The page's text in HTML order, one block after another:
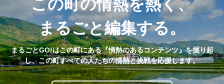
この町の情熱を熱く、
まるごと編集する。
まるごとGO!はこの町にある『情熱のあるコンテンツ』を掘り起
し、この町すべての人たちの情熱と挑戦を応援します。